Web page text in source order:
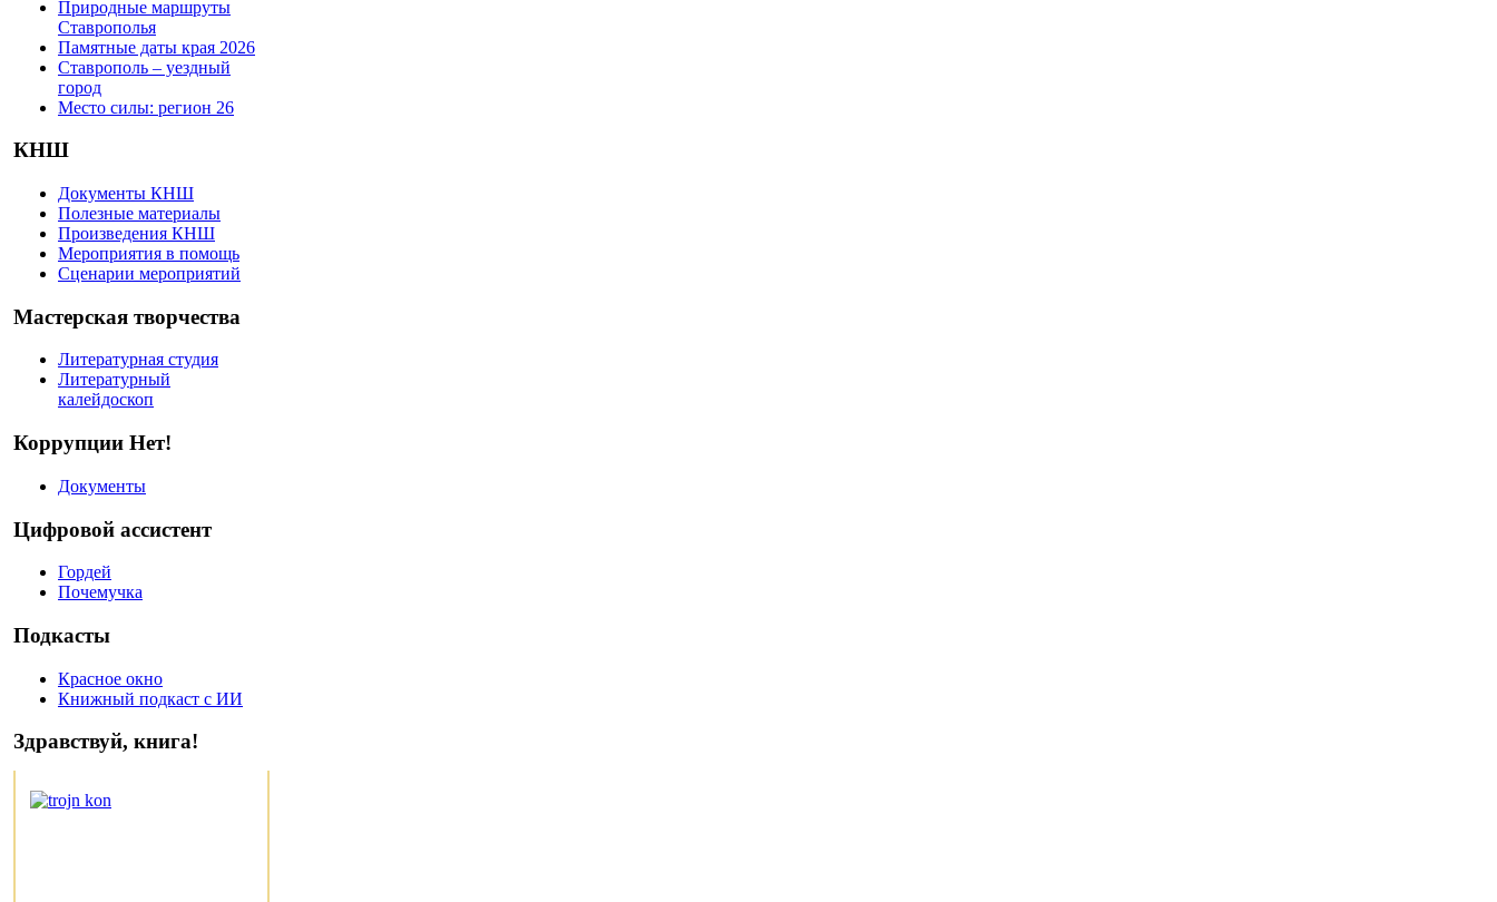
Природные маршруты
Ставрополья
Памятные даты края 2026
Ставрополь – уездный
город
Место силы: регион 26
КНШ
Документы КНШ
Полезные материалы
Произведения КНШ
Мероприятия в помощь
Сценарии мероприятий
Мастерская творчества
Литературная студия
Литературный
калейдоскоп
Коррупции Нет!
Документы
Цифровой ассистент
Гордей
Почемучка
Подкасты
Красное окно
Книжный подкаст с ИИ
Здравствуй, книга!